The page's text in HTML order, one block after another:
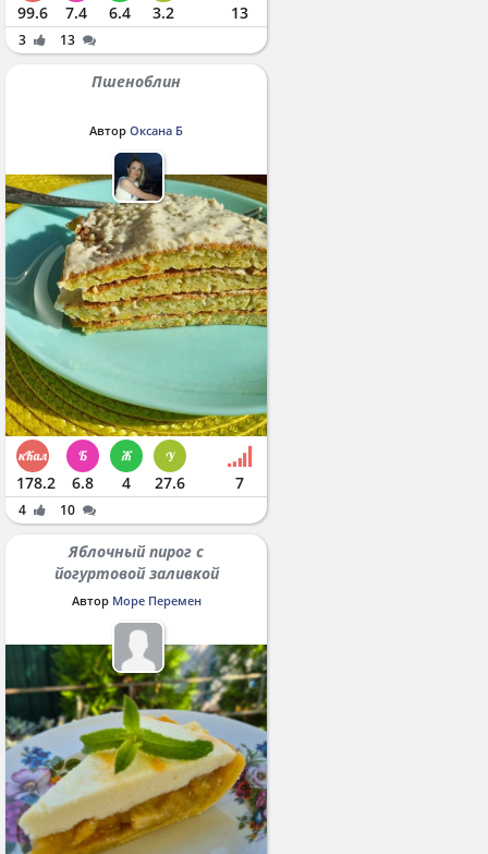
99.6 7.4 6.4 3.2 13
3 13
Пшеноблин
Автор Оксана Б
178.2 6.8 4 27.6 7
4 10
Яблочный пирог с
йогуртовой заливкой
Автор Море Перемен